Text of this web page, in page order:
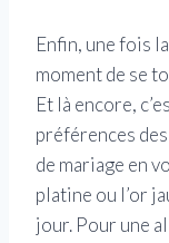
Enfin, une fois
moment de se
Et là encore,
préférences
de mariage en
platine ou l’or
jour. Pour une